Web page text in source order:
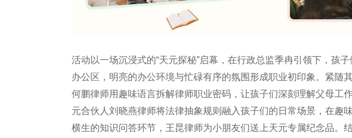
活动以一场沉浸式的“天元探秘”启幕，在行政总监季冉引领下，孩
办公区，明亮的办公环境与忙碌有序的氛围形成职业初印象。紧随
何鹏律师用趣味语言拆解律师职业密码，让孩子们深刻理解父母工
元合伙人刘晓燕律师将法律抽象规则融入孩子们的日常场景，在趣
横生的知识问答环节，王昆律师为小朋友们送上天元专属纪念品。